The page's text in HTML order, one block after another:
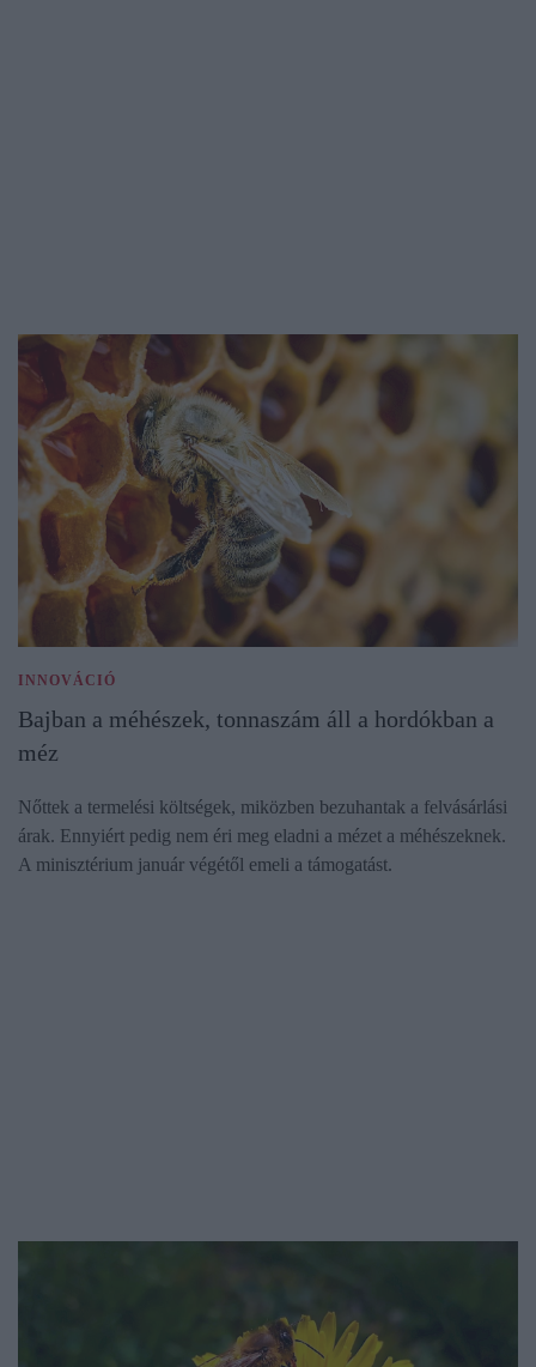
INNOVÁCIÓ
Bajban a méhészek, tonnaszám áll a hordókban a
méz
Nőttek a termelési költségek, miközben bezuhantak a felvásárlási
árak. Ennyiért pedig nem éri meg eladni a mézet a méhészeknek.
A minisztérium január végétől emeli a támogatást.